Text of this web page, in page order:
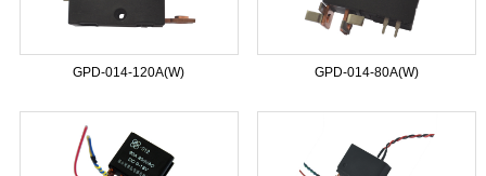
GPD-014-120A(W) GPD-014-80A(W)